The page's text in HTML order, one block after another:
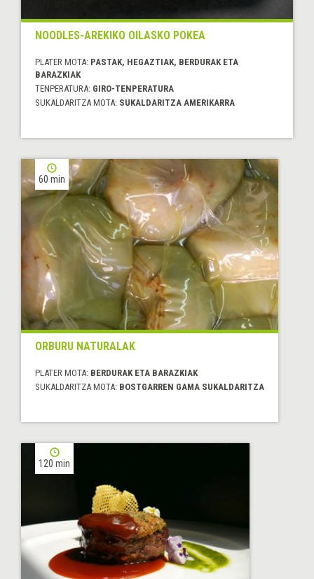
NOODLES-AREKIKO OILASKO POKEA
PLATER MOTA: PASTAK, HEGAZTIAK, BERDURAK ETA
BARAZKIAK
TENPERATURA: GIRO-TENPERATURA
SUKALDARITZA MOTA: SUKALDARITZA AMERIKARRA
60 min
ORBURU NATURALAK
PLATER MOTA: BERDURAK ETA BARAZKIAK
SUKALDARITZA MOTA: BOSTGARREN GAMA SUKALDARITZA
120 min